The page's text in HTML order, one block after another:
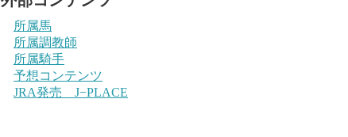
所属馬
所属調教師
所属騎手
予想コンテンツ
JRA発売 J−PLACE